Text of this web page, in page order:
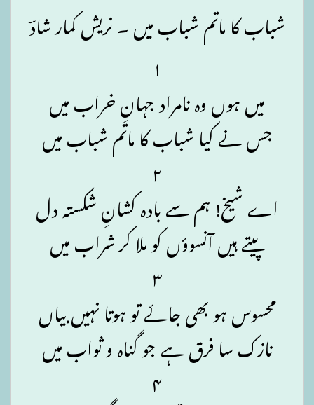
شباب کا ماتم شباب میں ۔ نریش کمار شادؔ
۱
میں ہوں وہ نامراد جہانِ خراب میں
جس نے کیا شباب کا ماتم شباب میں
۲
اے شیخ! ہم سے بادہ کشانِ شکستہ دل
پیتے ہیں آنسوؤں کو ملا کر شراب میں
۳
محسوس ہو بھی جائے تو ہوتا نہیں بیاں
نازک سا فرق ہے جو گناہ و ثواب میں
۴